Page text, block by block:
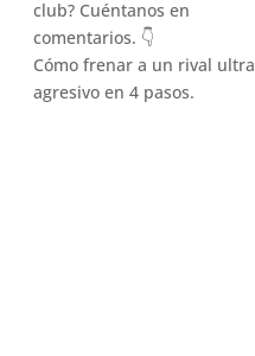
Cómo frenar a un rival ultra
agresivo en 4 pasos.